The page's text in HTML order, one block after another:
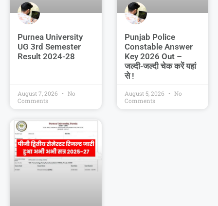
Purnea University
UG 3rd Semester
Result 2024-28
August 7, 2026
No
Comments
Punjab Police
Constable Answer
Key 2026 Out –
जल्दी-जल्दी चेक करें यहां
से !
August 5, 2026
No
Comments